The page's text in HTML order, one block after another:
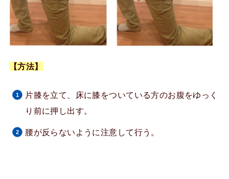
【方法】
片膝を立て、床に膝をついている方のお腹をゆっく
り前に押し出す。
腰が反らないように注意して行う。